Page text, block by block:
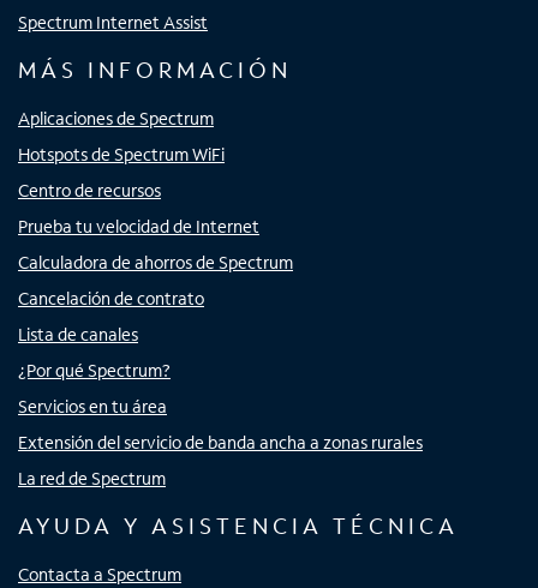
Spectrum Internet Assist
MÁS INFORMACIÓN
Aplicaciones de Spectrum
Hotspots de Spectrum WiFi
Centro de recursos
Prueba tu velocidad de Internet
Calculadora de ahorros de Spectrum
Cancelación de contrato
Lista de canales
¿Por qué Spectrum?
Servicios en tu área
Extensión del servicio de banda ancha a zonas rurales
La red de Spectrum
AYUDA Y ASISTENCIA TÉCNICA
Contacta a Spectrum